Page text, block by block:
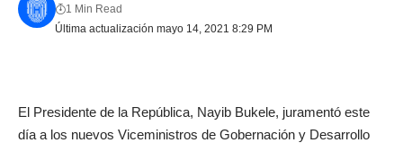
Última actualización mayo 14, 2021 8:29 PM
1 Min Read
El Presidente de la República, Nayib Bukele, juramentó este
día a los nuevos Viceministros de Gobernación y Desarrollo